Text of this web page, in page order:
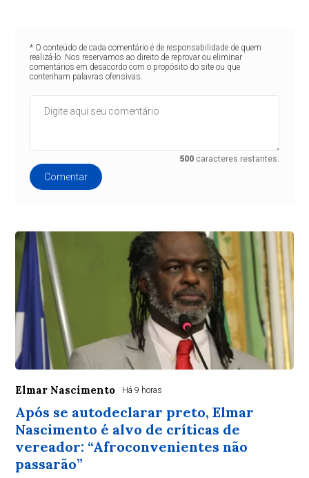
* O conteúdo de cada comentário é de responsabilidade de quem
realizá-lo. Nos reservamos ao direito de reprovar ou eliminar
comentários em desacordo com o propósito do site ou que
contenham palavras ofensivas.
500 caracteres restantes.
Comentar
Elmar Nascimento Há 9 horas
Após se autodeclarar preto, Elmar
Nascimento é alvo de críticas de
vereador: “Afroconvenientes não
passarão”